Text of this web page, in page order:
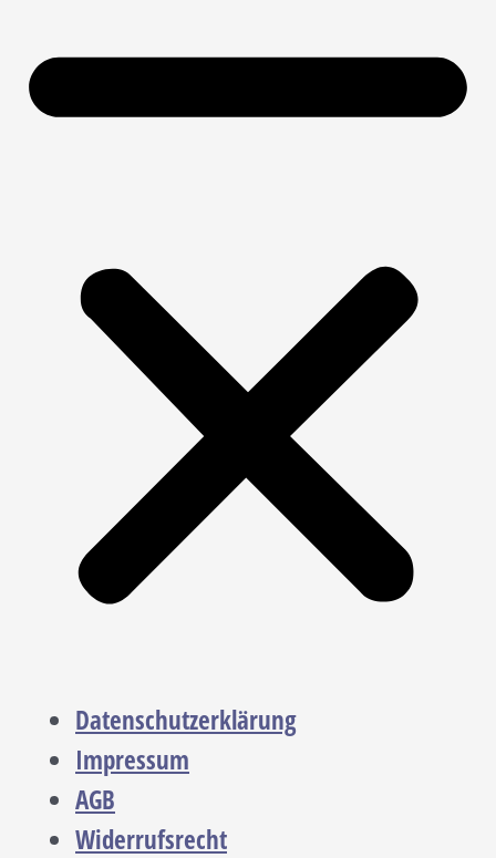
Datenschutzerklärung
Impressum
AGB
Widerrufsrecht